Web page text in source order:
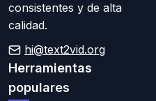
consistentes y de alta
calidad.
hi@text2vid.org
Herramientas
populares